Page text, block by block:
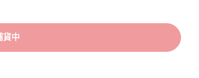
貨中